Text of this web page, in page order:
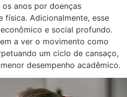
anos por doenças
física. Adicionalmente, esse
e social profundo.
a ver o movimento como
um ciclo de cansaço,
desempenho acadêmico.